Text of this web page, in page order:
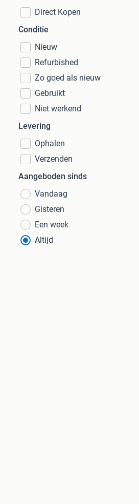
Direct Kopen
Conditie
Nieuw
Refurbished
Zo goed als nieuw
Gebruikt
Niet werkend
Levering
Ophalen
Verzenden
Aangeboden sinds
Vandaag
Gisteren
Een week
Altijd